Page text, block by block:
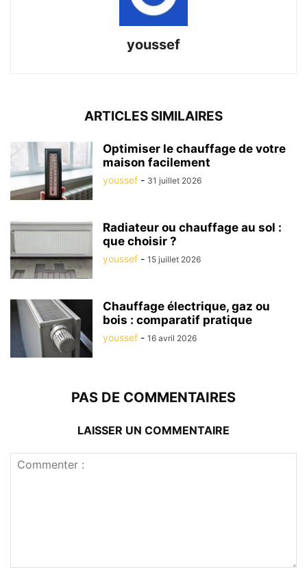
youssef
ARTICLES SIMILAIRES
Optimiser le chauffage de votre
maison facilement
youssef - 31 juillet 2026
Radiateur ou chauffage au sol :
que choisir ?
youssef - 15 juillet 2026
Chauffage électrique, gaz ou
bois : comparatif pratique
youssef - 16 avril 2026
PAS DE COMMENTAIRES
LAISSER UN COMMENTAIRE